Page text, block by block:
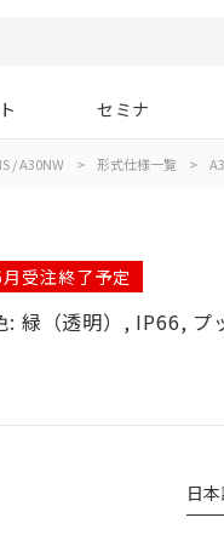
セミナ
/ A30NW > 形式仕様一覧 >
受注終了予定
（透明）, IP66,
日